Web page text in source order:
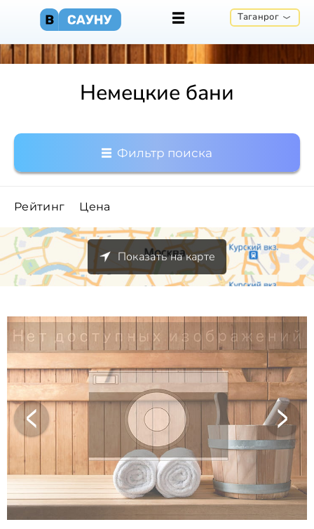
Таганрог
Немецкие бани
Фильтр поиска
Рейтинг Цена
Показать на карте